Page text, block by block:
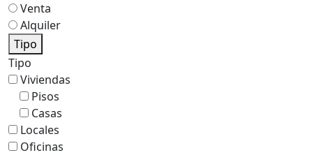
Venta
Alquiler
Tipo
Tipo
Viviendas
Pisos
Casas
Locales
Oficinas